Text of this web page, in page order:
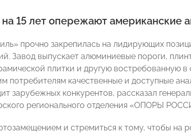
15 лет опережают американские
прочно закрепилась на лидирующих
Завод выпускает алюминиевые пороги,
плитки и другую востребованную в
потребителям качественные и доступные
зарубежных конкурентов, рассказал
регионального отделения «ОПОРЫ
и стремиться к тому, чтобы на